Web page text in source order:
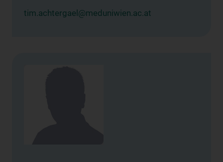
tim.achtergael@meduniwien.ac.at